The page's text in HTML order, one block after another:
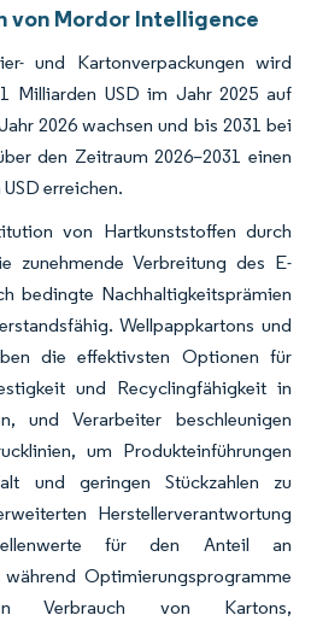
von Mordor Intelligence
und Kartonverpackungen wird
Milliarden USD im Jahr 2025 auf
2026 wachsen und bis 2031 bei
den Zeitraum 2026–2031 einen
erreichen.
von Hartkunststoffen durch
zunehmende Verbreitung des E-
bedingte Nachhaltigkeitsprämien
Wellpappkartons und
die effektivsten Optionen für
und Recyclingfähigkeit in
und Verarbeiter beschleunigen
um Produkteinführungen
und geringen Stückzahlen zu
Herstellerverantwortung
für den Anteil an
während Optimierungsprogramme
Verbrauch von Kartons,